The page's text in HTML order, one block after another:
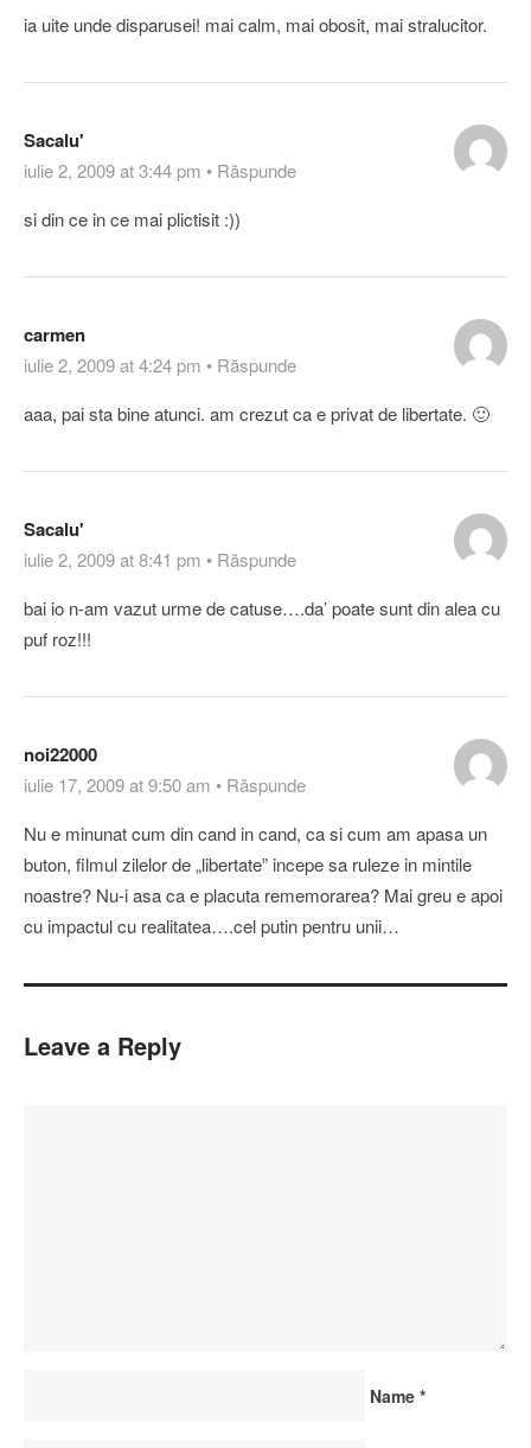
ia uite unde disparusei! mai calm, mai obosit, mai stralucitor.
Sacalu'
iulie 2, 2009 at 3:44 pm • Răspunde
si din ce in ce mai plictisit :))
carmen
iulie 2, 2009 at 4:24 pm • Răspunde
aaa, pai sta bine atunci. am crezut ca e privat de libertate. 🙂
Sacalu'
iulie 2, 2009 at 8:41 pm • Răspunde
bai io n-am vazut urme de catuse….da’ poate sunt din alea cu
puf roz!!!
noi22000
iulie 17, 2009 at 9:50 am • Răspunde
Nu e minunat cum din cand in cand, ca si cum am apasa un
buton, filmul zilelor de „libertate” incepe sa ruleze in mintile
noastre? Nu-i asa ca e placuta rememorarea? Mai greu e apoi
cu impactul cu realitatea….cel putin pentru unii…
Leave a Reply
Name *